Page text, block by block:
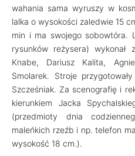
wahania sama wyruszy w
lalka o wysokości zaledwie 15
min i ma swojego sobowtóra.
rysunków reżysera) wykonał
Knabe, Dariusz Kalita,
Smolarek. Stroje
Szcześniak. Za scenografię i
kierunkiem Jacka
(przedmioty dnia
maleńkich rzeźb i np. telefon
wysokość 18 cm.).